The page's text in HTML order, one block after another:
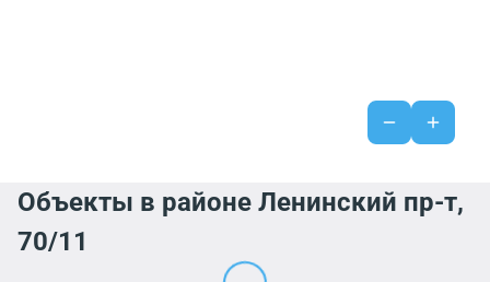
Объекты в районе Ленинский пр-т,
70/11